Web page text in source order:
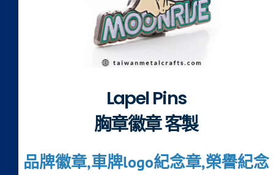
Lapel Pins
胸章徽章 客製
品牌徽章,車牌logo紀念章,榮譽紀念